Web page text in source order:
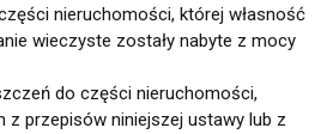
nieruchomości, której własność
wieczyste zostały nabyte z mocy
do części nieruchomości,
z przepisów niniejszej ustawy lub z